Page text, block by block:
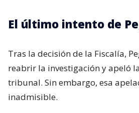
El último intento de
Tras la decisión de la Fiscalía,
reabrir la investigación y apeló
tribunal. Sin embargo, esa
inadmisible.